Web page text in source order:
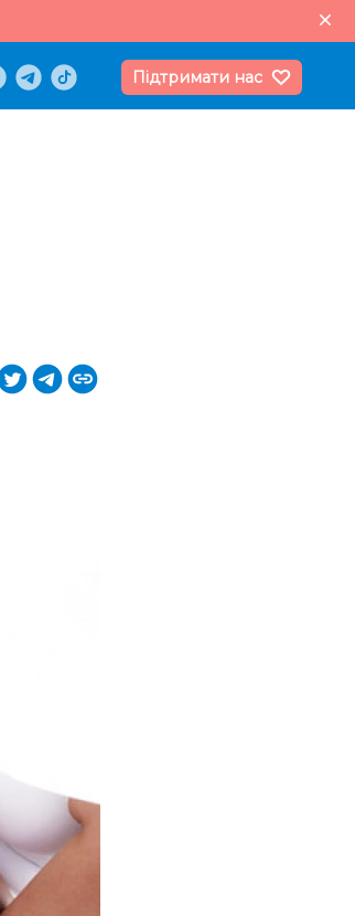
Підтримати нас